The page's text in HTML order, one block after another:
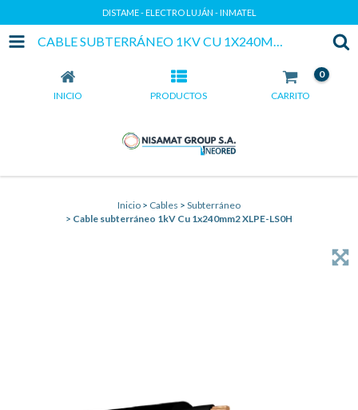
DISTAME - ELECTRO LUJÁN - INMATEL
CABLE SUBTERRÁNEO 1KV CU 1X240MM2 XLPE-LS0H
INICIO PRODUCTOS CARRITO
0
Inicio > Cables > Subterráneo
> Cable subterráneo 1kV Cu 1x240mm2 XLPE-LS0H